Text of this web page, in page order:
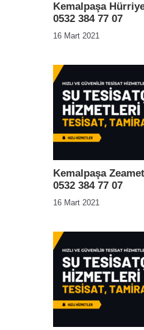
Kemalpaşa
0532 384 77 07
16 Mart 2021
Kemalpaşa
0532 384 77 07
16 Mart 2021